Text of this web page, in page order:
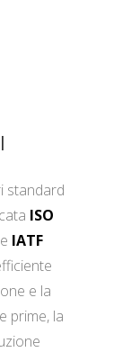
standard
ISO
IATF
e la
prime, la